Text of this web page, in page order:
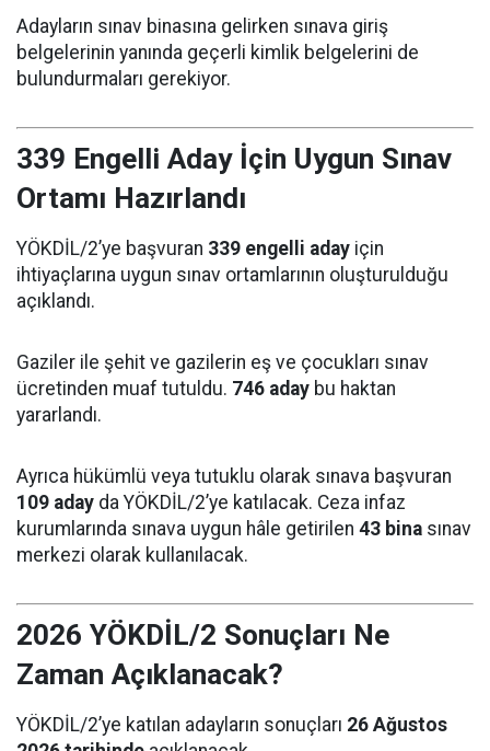
Adayların sınav binasına gelirken sınava giriş
belgelerinin yanında geçerli kimlik belgelerini de
bulundurmaları gerekiyor.
339 Engelli Aday İçin Uygun Sınav
Ortamı Hazırlandı
YÖKDİL/2’ye başvuran 339 engelli aday için
ihtiyaçlarına uygun sınav ortamlarının oluşturulduğu
açıklandı.
Gaziler ile şehit ve gazilerin eş ve çocukları sınav
ücretinden muaf tutuldu. 746 aday bu haktan
yararlandı.
Ayrıca hükümlü veya tutuklu olarak sınava başvuran
109 aday da YÖKDİL/2’ye katılacak. Ceza infaz
kurumlarında sınava uygun hâle getirilen 43 bina sınav
merkezi olarak kullanılacak.
2026 YÖKDİL/2 Sonuçları Ne
Zaman Açıklanacak?
YÖKDİL/2’ye katılan adayların sonuçları 26 Ağustos